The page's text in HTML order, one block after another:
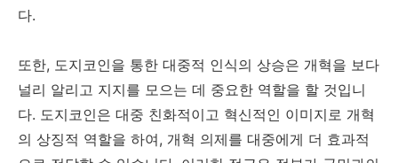
다.
또한, 도지코인을 통한 대중적 인식의 상승은 개혁을 보다
널리 알리고 지지를 모으는 데 중요한 역할을 할 것입니
다. 도지코인은 대중 친화적이고 혁신적인 이미지로 개혁
의 상징적 역할을 하여, 개혁 의제를 대중에게 더 효과적